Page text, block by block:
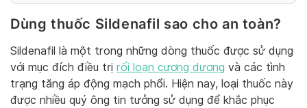
Dùng thuốc Sildenafil sao cho an toàn?
Sildenafil là một trong những dòng thuốc được sử dụng
với mục đích điều trị rối loạn cương dương và các tình
trạng tăng áp động mạch phổi. Hiện nay, loại thuốc này
được nhiều quý ông tin tưởng sử dụng để khắc phục